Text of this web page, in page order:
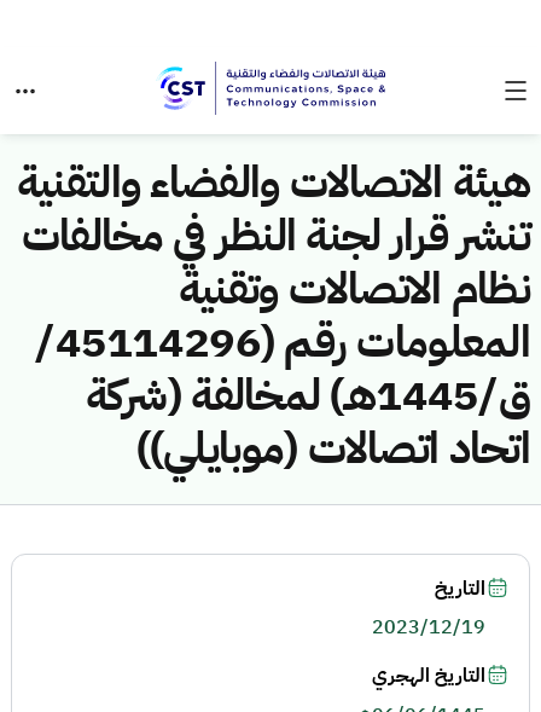
هيئة الاتصالات والفضاء والتقنية
تنشر قرار لجنة النظر في مخالفات
نظام الاتصالات وتقنية
المعلومات رقم (45114296/
ق/1445هـ) لمخالفة (شركة
اتحاد اتصالات (موبايلي))
التاريخ
2023/12/19
التاريخ الهجري